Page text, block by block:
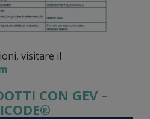
visitare il
CON GEV –